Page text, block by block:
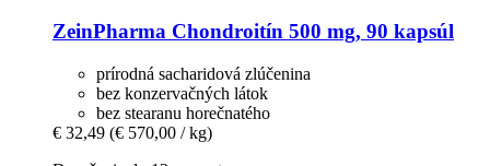
ZeinPharma Chondroitín 500 mg, 90 kapsúl
prírodná sacharidová zlúčenina
bez konzervačných látok
bez stearanu horečnatého
€ 32,49 (€ 570,00 / kg)